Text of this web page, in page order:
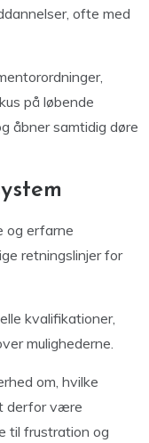
ofte med
på løbende
åbner samtidig døre
og erfarne
retningslinjer for
kvalifikationer,
mulighederne.
om, hvilke
derfor være
til frustration og